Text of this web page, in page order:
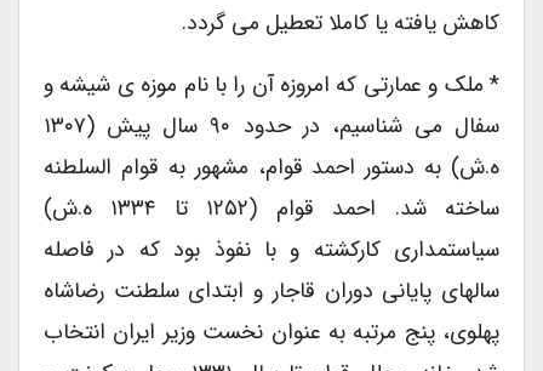
کاهش یافته یا کاملا تعطیل می گردد.
* ملک و عمارتی که امروزه آن را با نام موزه ی شیشه و
سفال می شناسیم، در حدود ۹۰ سال پیش (۱۳۰۷
ه.ش) به دستور احمد قوام، مشهور به قوام السلطنه
ساخته شد. احمد قوام (۱۲۵۲ تا ۱۳۳۴ ه.ش)
سیاستمداری کارکشته و با نفوذ بود که در فاصله
سالهای پایانی دوران قاجار و ابتدای سلطنت رضاشاه
پهلوی، پنج مرتبه به عنوان نخست وزیر ایران انتخاب